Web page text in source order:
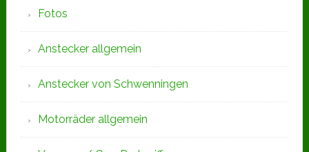
Fotos
Anstecker allgemein
Anstecker von Schwenningen
Motorräder allgemein